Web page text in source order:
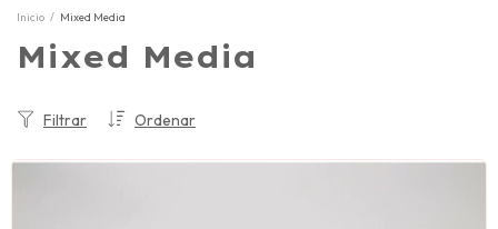
Inicio / Mixed Media
Mixed Media
Ordenar
Filtrar